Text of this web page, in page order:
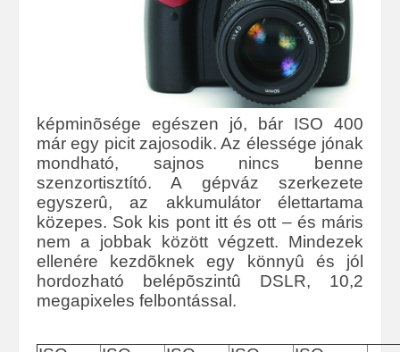
képminõsége egészen jó, bár ISO 400
már egy picit zajosodik. Az élessége jónak
mondható, sajnos nincs benne
szenzortisztító. A gépváz szerkezete
egyszerû, az akkumulátor élettartama
közepes. Sok kis pont itt és ott – és máris
nem a jobbak között végzett. Mindezek
ellenére kezdõknek egy könnyû és jól
hordozható belépõszintû DSLR, 10,2
megapixeles felbontással.